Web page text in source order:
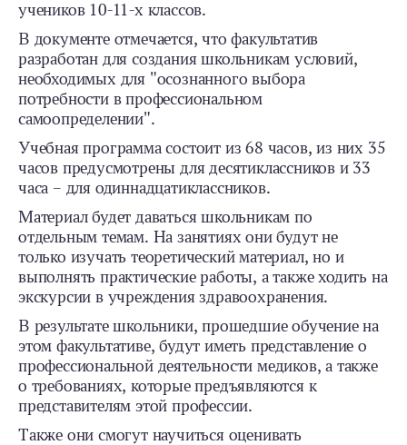
учеников 10-11-х классов.
В документе отмечается, что факультатив
разработан для создания школьникам условий,
необходимых для "осознанного выбора
потребности в профессиональном
самоопределении".
Учебная программа состоит из 68 часов, из них 35
часов предусмотрены для десятиклассников и 33
часа – для одиннадцатиклассников.
Материал будет даваться школьникам по
отдельным темам. На занятиях они будут не
только изучать теоретический материал, но и
выполнять практические работы, а также ходить на
экскурсии в учреждения здравоохранения.
В результате школьники, прошедшие обучение на
этом факультативе, будут иметь представление о
профессиональной деятельности медиков, а также
о требованиях, которые предъявляются к
представителям этой профессии.
Также они смогут научиться оценивать